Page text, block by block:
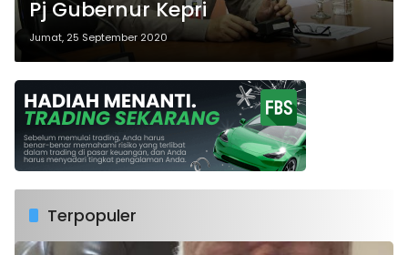
Pj Gubernur Kepri
Jumat, 25 September 2020
Terpopuler